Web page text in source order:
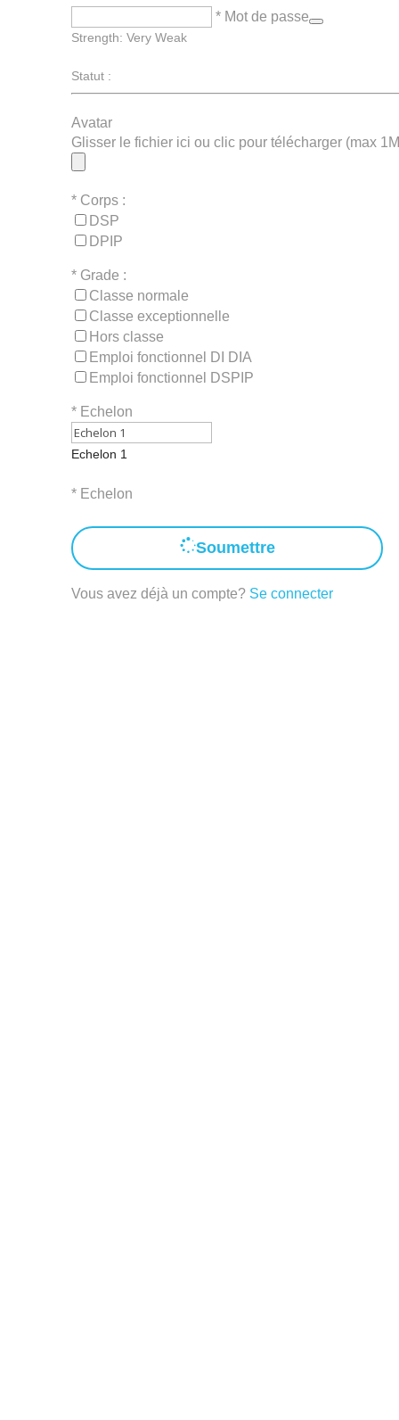
* Mot de passe
Strength: Very Weak
Statut :
Avatar
Glisser le fichier ici ou clic pour télécharger (max
* Corps :
DSP
DPIP
* Grade :
Classe normale
Classe exceptionnelle
Hors classe
Emploi fonctionnel DI DIA
Emploi fonctionnel DSPIP
* Echelon
Echelon 1
* Echelon
Soumettre
Vous avez déjà un compte? Se connecter